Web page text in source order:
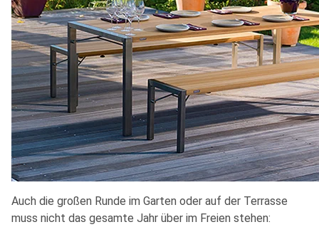
Auch die großen Runde im Garten oder auf der Terrasse
muss nicht das gesamte Jahr über im Freien stehen: